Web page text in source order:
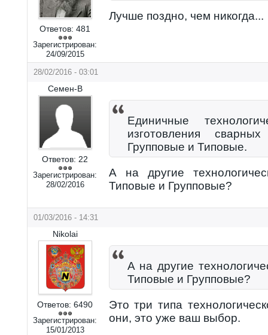
Ответов: 481
Зарегистрирован:
24/09/2015
Лучше поздно, чем никогда...
28/02/2016 - 03:01
Семен-В
Ответов: 22
Зарегистрирован:
28/02/2016
Единичные
изготовления
Групповые и Типовые.
А на другие
Типовые и Групповые?
01/03/2016 - 14:31
Nikolai
Ответов: 6490
Зарегистрирован:
15/01/2013
А на другие
Типовые и Групповые?
Это три типа
они, это уже ваш выбор.